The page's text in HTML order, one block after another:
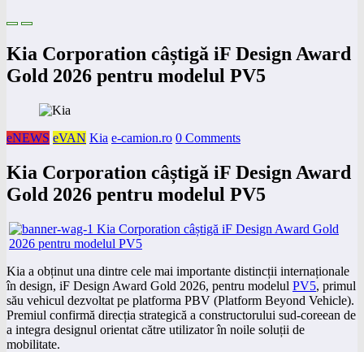
Kia Corporation câștigă iF Design Award
Gold 2026 pentru modelul PV5
eNEWS eVAN Kia e-camion.ro 0 Comments
Kia Corporation câștigă iF Design Award
Gold 2026 pentru modelul PV5
Kia a obținut una dintre cele mai importante distincții internaționale
în design, iF Design Award Gold 2026, pentru modelul PV5, primul
său vehicul dezvoltat pe platforma PBV (Platform Beyond Vehicle).
Premiul confirmă direcția strategică a constructorului sud-coreean de
a integra designul orientat către utilizator în noile soluții de
mobilitate.